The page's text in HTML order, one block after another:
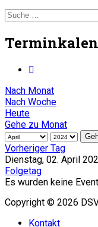
Nach Monat
Nach Woche
Heute
Gehe zu Monat
Vorheriger Tag
Dienstag, 02. April
Folgetag
Es wurden keine
Copyright © 2026
Kontakt